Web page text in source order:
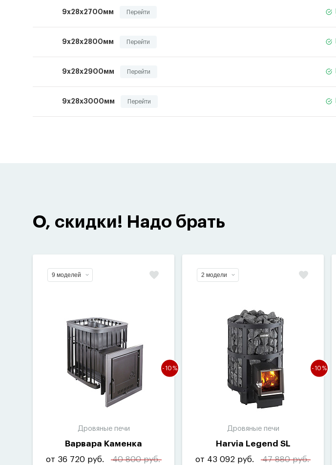
9х28х2700мм Перейти
9х28х2800мм Перейти
9х28х2900мм Перейти
9х28х3000мм Перейти
О, скидки! Надо брать
9 моделей
-10%
Дровяные печи
Варвара Каменка
от 36 720 руб.
40 800 руб.
2 модели
-10%
Дровяные печи
Harvia Legend SL
от 43 092 руб.
47 880 руб.